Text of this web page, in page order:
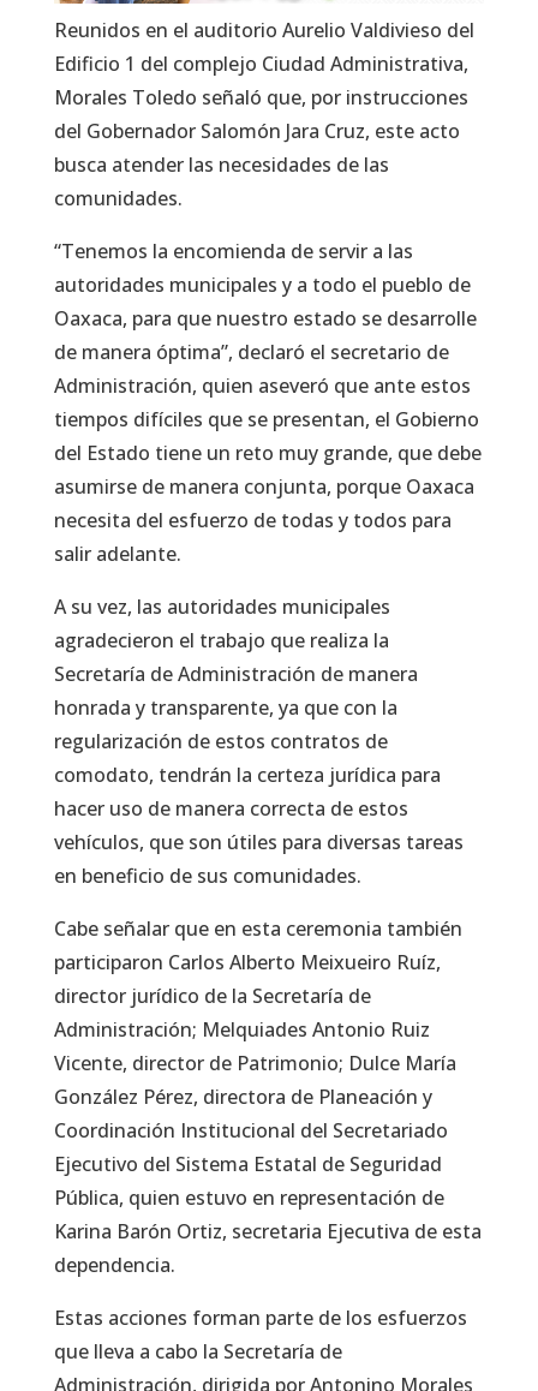
Reunidos en el auditorio Aurelio Valdivieso del
Edificio 1 del complejo Ciudad Administrativa,
Morales Toledo señaló que, por instrucciones
del Gobernador Salomón Jara Cruz, este acto
busca atender las necesidades de las
comunidades.
“Tenemos la encomienda de servir a las
autoridades municipales y a todo el pueblo de
Oaxaca, para que nuestro estado se desarrolle
de manera óptima”, declaró el secretario de
Administración, quien aseveró que ante estos
tiempos difíciles que se presentan, el Gobierno
del Estado tiene un reto muy grande, que debe
asumirse de manera conjunta, porque Oaxaca
necesita del esfuerzo de todas y todos para
salir adelante.
A su vez, las autoridades municipales
agradecieron el trabajo que realiza la
Secretaría de Administración de manera
honrada y transparente, ya que con la
regularización de estos contratos de
comodato, tendrán la certeza jurídica para
hacer uso de manera correcta de estos
vehículos, que son útiles para diversas tareas
en beneficio de sus comunidades.
Cabe señalar que en esta ceremonia también
participaron Carlos Alberto Meixueiro Ruíz,
director jurídico de la Secretaría de
Administración; Melquiades Antonio Ruiz
Vicente, director de Patrimonio; Dulce María
González Pérez, directora de Planeación y
Coordinación Institucional del Secretariado
Ejecutivo del Sistema Estatal de Seguridad
Pública, quien estuvo en representación de
Karina Barón Ortiz, secretaria Ejecutiva de esta
dependencia.
Estas acciones forman parte de los esfuerzos
que lleva a cabo la Secretaría de
Administración, dirigida por Antonino Morales